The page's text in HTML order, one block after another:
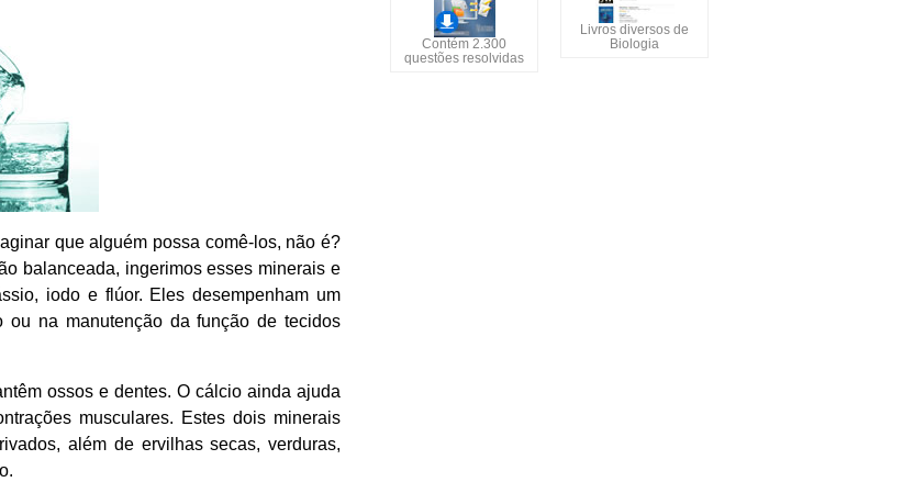
que alguém possa comê-los, não é?
balanceada, ingerimos esses minerais e
iodo e flúor. Eles desempenham um
ou na manutenção da função de tecidos
ossos e dentes. O cálcio ainda ajuda
musculares. Estes dois minerais
além de ervilhas secas, verduras,
Contém 2.300
questões resolvidas
Livros diversos de
Biologia